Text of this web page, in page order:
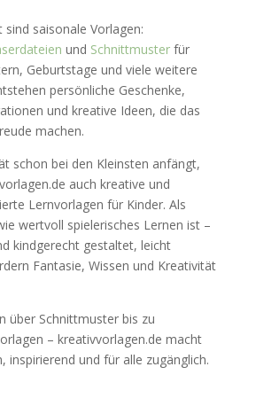
saisonale Vorlagen:
und Schnittmusterfür
Geburtstage und viele weitere
persönliche Geschenke,
und kreative Ideen, die das
machen.
schon bei den Kleinsten anfängt,
auch kreative und
Lernvorlagen für Kinder. Als
wertvoll spielerisches Lernen ist –
kindgerecht gestaltet, leicht
Fantasie, Wissen und Kreativität
über Schnittmuster bis zu
– kreativvorlagen.de macht
inspirierend und für alle zugänglich.